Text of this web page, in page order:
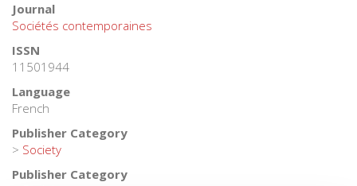
Journal
Sociétés contemporaines
ISSN
11501944
Language
French
Publisher Category
> Society
Publisher Category